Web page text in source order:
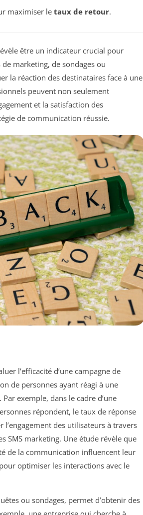
maximiser le taux de retour.
être un indicateur crucial pour
de marketing, de sondages ou
la réaction des destinataires face à une
peuvent non seulement
et la satisfaction des
de communication réussie.
l’efficacité d’une campagne de
de personnes ayant réagi à une
exemple, dans le cadre d’une
répondent, le taux de réponse
des utilisateurs à travers
SMS marketing. Une étude révèle que
de la communication influencent leur
optimiser les interactions avec le
ou sondages, permet d’obtenir des